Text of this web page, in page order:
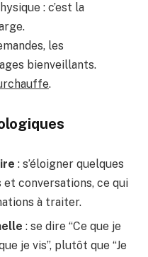
: c’est la
les
bienveillants.
.
: s’éloigner quelques
conversations, ce qui
à traiter.
: se dire “Ce que je
je vis”, plutôt que “Je